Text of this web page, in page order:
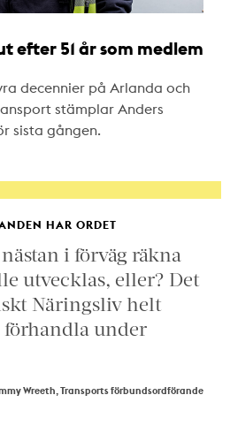
efter 51 år som medlem
decennier på Arlanda och
stämplar Anders
sista gången.
HAR ORDET
i förväg räkna
utvecklas, eller? Det
Näringsliv helt
förhandla under
Wreeth, Transports förbundsordförande